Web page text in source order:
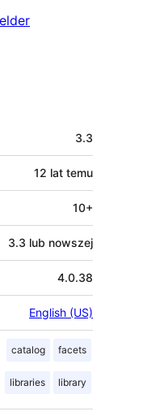
3.3
12 lat temu
10+
3.3 lub nowszej
4.0.38
English (US)
catalog facets
libraries library